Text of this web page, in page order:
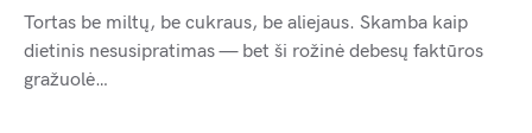
Tortas be miltų, be cukraus, be aliejaus. Skamba kaip
dietinis nesusipratimas — bet ši rožinė debesų faktūros
gražuolė…